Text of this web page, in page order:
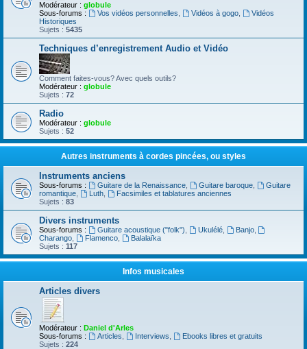
Modérateur : globule
Sous-forums :
Vos vidéos personnelles Vidéos à gogo,
Vidéos
Historiques
Sujets : 5435
Techniques d’enregistrement Audio et Vidéo
Comment faites-vous? Avec quels outils?
Modérateur : globule
Sujets : 72
Radio
Modérateur : globule
Sujets : 52
Autres instruments à cordes pincées, ou styles
Instruments anciens
Sous-forums : Guitare de la Renaissance, Guitare baroque,
Guitare
romantique
Luth,
Facsimiles et tablatures anciennes
Sujets : 83
Divers instruments
Sous-forums : Guitare acoustique ("folk") Ukulélé, Banjo,
Charango
Flamenco,
Balalaïka
Sujets : 117
Infos musicales
Articles divers
Modérateur : Daniel d'Arles
Sous-forums :
Articles Interviews
Ebooks libres et gratuits
Sujets : 224